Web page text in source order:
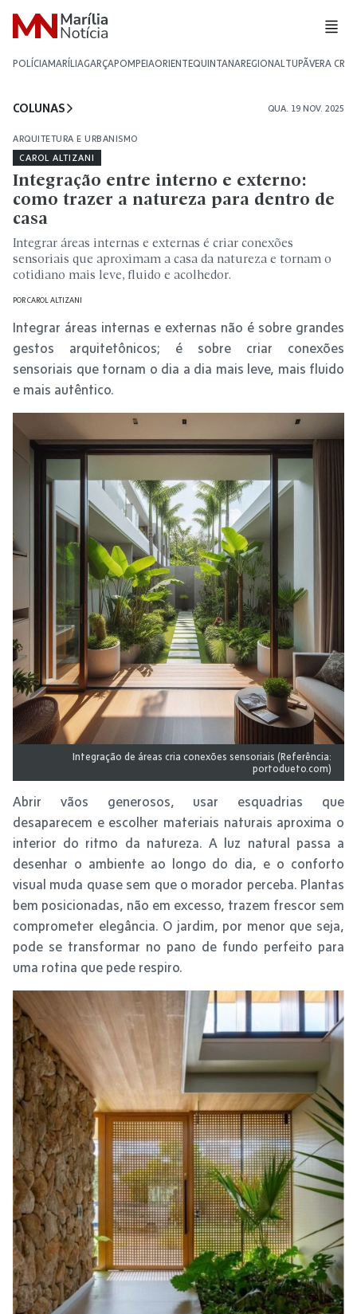
POLÍCIAMARÍLIAGARÇAPOMPEIAORIENTEQUINTANAREGIONALTUPÃVERA CRUZ
COLUNAS QUA. 19 NOV. 2025
ARQUITETURA E URBANISMO
CAROL ALTIZANI
Integração entre interno e externo:
como trazer a natureza para dentro de
casa
Integrar áreas internas e externas é criar conexões
sensoriais que aproximam a casa da natureza e tornam o
cotidiano mais leve, fluido e acolhedor.
PORCAROL ALTIZANI
Integrar áreas internas e externas não é sobre grandes
gestos arquitetônicos; é sobre criar conexões
sensoriais que tornam o dia a dia mais leve, mais fluido
e mais autêntico.
Integração de áreas cria conexões sensoriais (Referência:
portodueto.com)
Abrir vãos generosos, usar esquadrias que
desaparecem e escolher materiais naturais aproxima o
interior do ritmo da natureza. A luz natural passa a
desenhar o ambiente ao longo do dia, e o conforto
visual muda quase sem que o morador perceba. Plantas
bem posicionadas, não em excesso, trazem frescor sem
comprometer elegância. O jardim, por menor que seja,
pode se transformar no pano de fundo perfeito para
uma rotina que pede respiro.